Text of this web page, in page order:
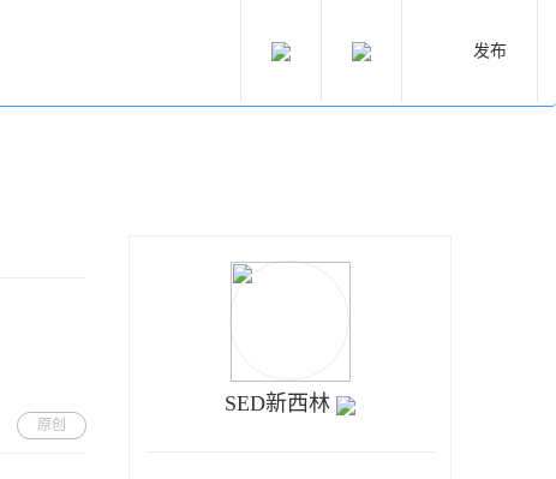
发布
原创
SED新西林